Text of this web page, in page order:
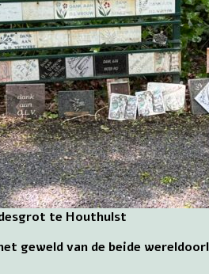
te Houthulst
geweld van de beide